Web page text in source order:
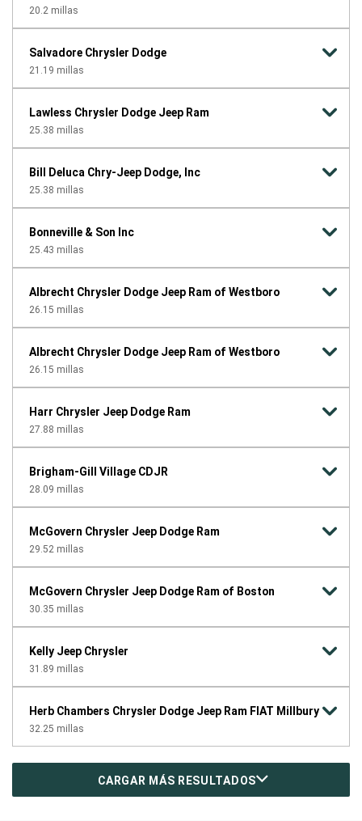
20.2 millas
Salvadore Chrysler Dodge
21.19 millas
Lawless Chrysler Dodge Jeep Ram
25.38 millas
Bill Deluca Chry-Jeep Dodge, Inc
25.38 millas
Bonneville & Son Inc
25.43 millas
Albrecht Chrysler Dodge Jeep Ram of Westboro
26.15 millas
Albrecht Chrysler Dodge Jeep Ram of Westboro
26.15 millas
Harr Chrysler Jeep Dodge Ram
27.88 millas
Brigham-Gill Village CDJR
28.09 millas
McGovern Chrysler Jeep Dodge Ram
29.52 millas
McGovern Chrysler Jeep Dodge Ram of Boston
30.35 millas
Kelly Jeep Chrysler
31.89 millas
Herb Chambers Chrysler Dodge Jeep Ram FIAT Millbury
32.25 millas
CARGAR MÁS RESULTADOS